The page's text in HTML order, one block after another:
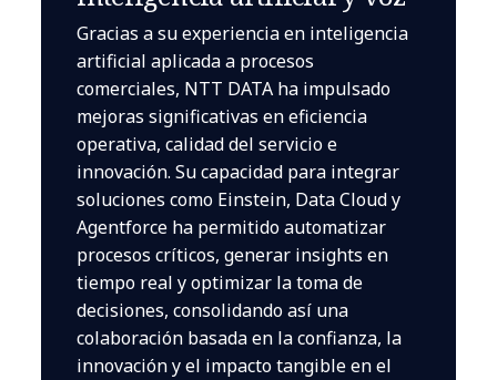
Gracias a su experiencia en inteligencia
artificial aplicada a procesos
comerciales, NTT DATA ha impulsado
mejoras significativas en eficiencia
operativa, calidad del servicio e
innovación. Su capacidad para integrar
soluciones como Einstein, Data Cloud y
Agentforce ha permitido automatizar
procesos críticos, generar insights en
tiempo real y optimizar la toma de
decisiones, consolidando así una
colaboración basada en la confianza, la
innovación y el impacto tangible en el